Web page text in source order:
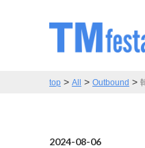
top > All > Outbound >
2024-08-06